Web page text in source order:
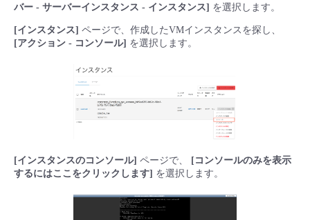
IoT
モニタリング/監査
サポート
すべてのメニューを見る
ネットワーク
IoT
モニタリング/監査
管理機能
すべてのメニューを見る
データ利活用
クラウド/サーバー
ネットワーク
モニタリング/監査
■ 管理機能
- 管理機能
■ セットアップガイド
- 初期設定・確認
- ユーザー機能の管理
ユースケース
- バックアップ
- セキュリティ・監査
- データと分析
- IoT
- マルチクラウド利用
サービス稼働状況
メンテナンス予定
定期メンテナンス
パートナー
販売パートナー向けプログラム
協業パートナー
トレーニング/操作動画
バー - サーバーインスタンス - インスタンス] を選択します。
[インスタンス] ページで、作成したVMインスタンスを探し、
[アクション - コンソール] を選択します。
[インスタンスのコンソール] ページで、
[コンソールのみを表示
するにはここをクリックします] を選択します。